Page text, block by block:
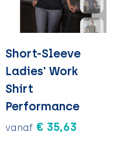
Short-Sleeve
Ladies' Work
Shirt
Performance
vanaf € 35,63